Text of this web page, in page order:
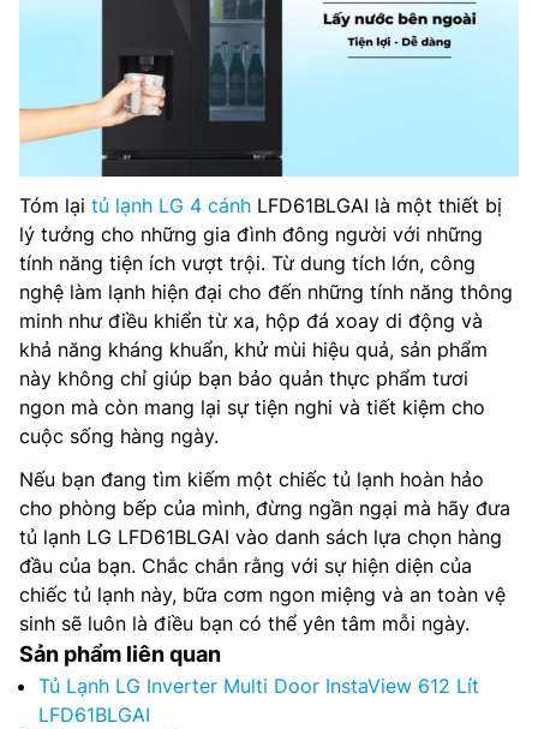
Tóm lại tủ lạnh LG 4 cánh LFD61BLGAI là một thiết bị
lý tưởng cho những gia đình đông người với những
tính năng tiện ích vượt trội. Từ dung tích lớn, công
nghệ làm lạnh hiện đại cho đến những tính năng thông
minh như điều khiển từ xa, hộp đá xoay di động và
khả năng kháng khuẩn, khử mùi hiệu quả, sản phẩm
này không chỉ giúp bạn bảo quản thực phẩm tươi
ngon mà còn mang lại sự tiện nghi và tiết kiệm cho
cuộc sống hàng ngày.
Nếu bạn đang tìm kiếm một chiếc tủ lạnh hoàn hảo
cho phòng bếp của mình, đừng ngần ngại mà hãy đưa
tủ lạnh LG LFD61BLGAI vào danh sách lựa chọn hàng
đầu của bạn. Chắc chắn rằng với sự hiện diện của
chiếc tủ lạnh này, bữa cơm ngon miệng và an toàn vệ
sinh sẽ luôn là điều bạn có thể yên tâm mỗi ngày.
Sản phẩm liên quan
Tủ Lạnh LG Inverter Multi Door InstaView 612 Lít
LFD61BLGAI